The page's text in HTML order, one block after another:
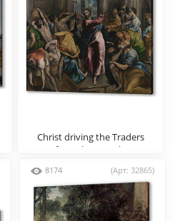
Christ driving the Traders
from the Temple
8174 (Арт: 32865)